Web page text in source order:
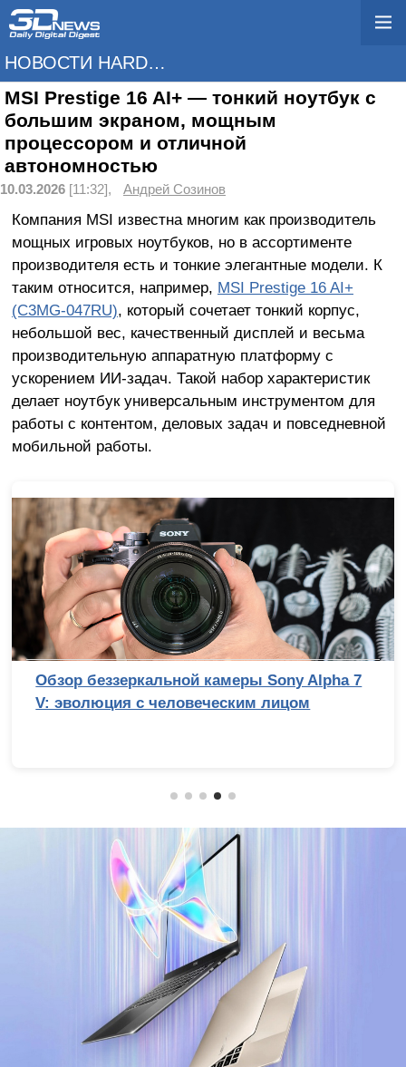
НОВОСТИ HARDWARE
MSI Prestige 16 AI+ — тонкий ноутбук с
большим экраном, мощным
процессором и отличной
автономностью
10.03.2026 [11:32], Андрей Созинов
Компания MSI известна многим как производитель
мощных игровых ноутбуков, но в ассортименте
производителя есть и тонкие элегантные модели. К
таким относится, например, MSI Prestige 16 AI+
(C3MG-047RU), который сочетает тонкий корпус,
небольшой вес, качественный дисплей и весьма
производительную аппаратную платформу с
ускорением ИИ-задач. Такой набор характеристик
делает ноутбук универсальным инструментом для
работы с контентом, деловых задач и повседневной
мобильной работы.
Обзор беззеркальной камеры Sony Alpha 7
V: эволюция с человеческим лицом